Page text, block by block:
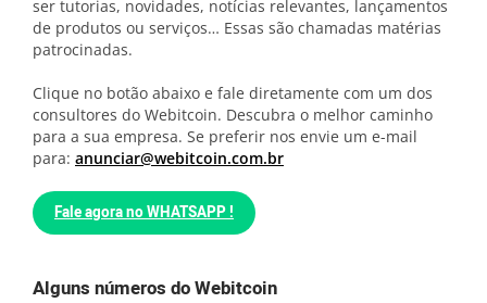
ser tutorias, novidades, notícias relevantes, lançamentos
de produtos ou serviços… Essas são chamadas matérias
patrocinadas.
Clique no botão abaixo e fale diretamente com um dos
consultores do Webitcoin. Descubra o melhor caminho
para a sua empresa. Se preferir nos envie um e-mail
para: anunciar@webitcoin.com.br
Fale agora no WHATSAPP !
Alguns números do Webitcoin